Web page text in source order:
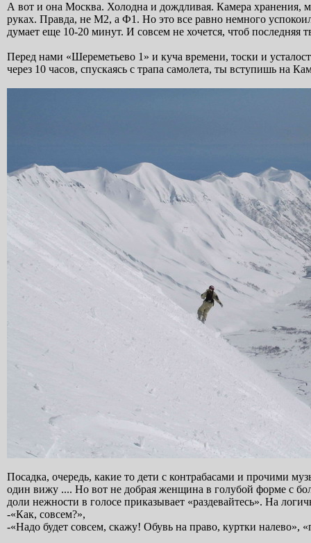
А вот и она Москва. Холодна и дождливая. Камера
руках. Правда, не М2, а Ф1. Но это все равно немного
думает еще 10-20 минут. И совсем не хочется, чтоб
Перед нами «Шереметьево 1» и куча времени, тоски и
через 10 часов, спускаясь с трапа самолета, ты вступишь на
Посадка, очередь, какие то дети с контрабасами и прочими
один вижу .... Но вот не добрая женщина в голубой форме с
доли нежности в голосе приказывает «раздевайтесь». На
-«Как, совсем?»,
-«Надо будет совсем, скажу! Обувь на право, куртки налево»,